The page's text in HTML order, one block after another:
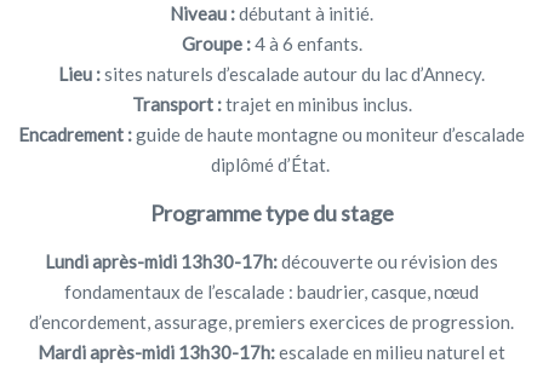
Niveau :débutant à initié.
Groupe :4 à 6 enfants.
Lieu :sites naturels d’escalade autour du lac d’Annecy.
Transport :trajet en minibus inclus.
Encadrement :guide de haute montagne ou moniteur d’escalade
diplômé d’État.
Programme type du stage
Lundi après-midi 13h30-17h:découverte ou révision des
fondamentaux de l’escalade : baudrier, casque, nœud
d’encordement, assurage, premiers exercices de progression.
Mardi après-midi 13h30-17h:escalade en milieu naturel et